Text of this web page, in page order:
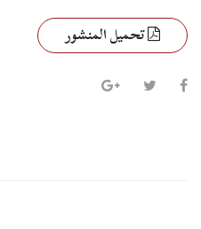
تحميل المنشور